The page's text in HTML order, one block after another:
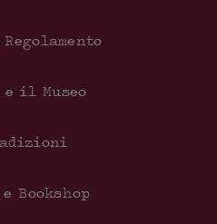
e il Museo
Bookshop